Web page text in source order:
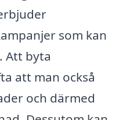
som kan
Att byta
att man också
och därmed